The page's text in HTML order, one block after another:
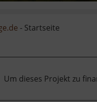
- Startseite
Um dieses Projekt zu